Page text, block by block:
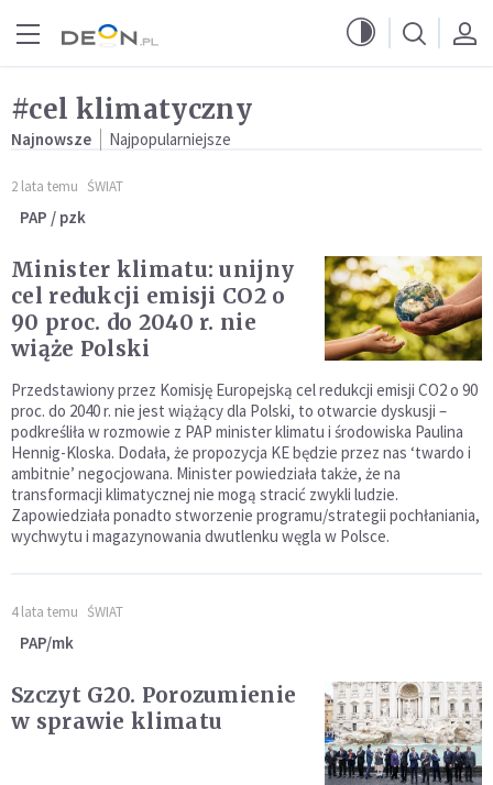
#cel klimatyczny
Najnowsze Najpopularniejsze
2 lata temu ŚWIAT
PAP / pzk
Minister klimatu: unijny
cel redukcji emisji CO2 o
90 proc. do 2040 r. nie
wiąże Polski
Przedstawiony przez Komisję Europejską cel redukcji emisji CO2 o 90
proc. do 2040 r. nie jest wiążący dla Polski, to otwarcie dyskusji –
podkreśliła w rozmowie z PAP minister klimatu i środowiska Paulina
Hennig-Kloska. Dodała, że propozycja KE będzie przez nas ‘twardo i
ambitnie’ negocjowana. Minister powiedziała także, że na
transformacji klimatycznej nie mogą stracić zwykli ludzie.
Zapowiedziała ponadto stworzenie programu/strategii pochłaniania,
wychwytu i magazynowania dwutlenku węgla w Polsce.
4 lata temu ŚWIAT
PAP/mk
Szczyt G20. Porozumienie
w sprawie klimatu